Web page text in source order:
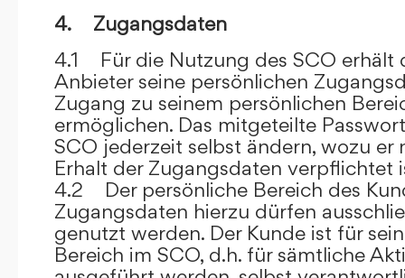
4. Zugangsdaten
4.1 Für die Nutzung des SCO erhält
Anbieter seine persönlichen
Zugang zu seinem persönlichen
ermöglichen. Das mitgeteilte
SCO jederzeit selbst ändern, wozu er
Erhalt der Zugangsdaten verpflichtet
4.2 Der persönliche Bereich des
Zugangsdaten hierzu dürfen
genutzt werden. Der Kunde ist für
Bereich im SCO, d.h. für sämtliche